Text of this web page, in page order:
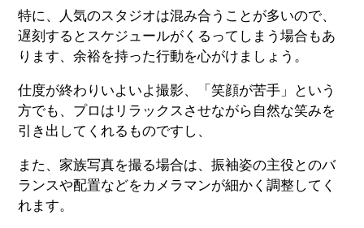
特に、人気のスタジオは混み合うことが多いので、
遅刻するとスケジュールがくるってしまう場合もあ
ります、余裕を持った行動を心がけましょう。
仕度が終わりいよいよ撮影、「笑顔が苦手」という
方でも、プロはリラックスさせながら自然な笑みを
引き出してくれるものですし、
また、家族写真を撮る場合は、振袖姿の主役とのバ
ランスや配置などをカメラマンが細かく調整してく
れます。